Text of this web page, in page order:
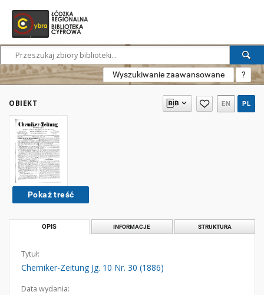
Wyszukiwanie zaawansowane ?
OBIEKT EN PL
Pokaż treść
OPIS INFORMACJE STRUKTURA
Tytuł:
Chemiker-Zeitung Jg. 10 Nr. 30 (1886)
Data wydania: